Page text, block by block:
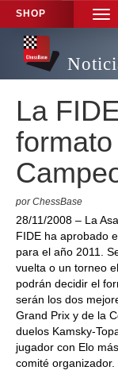
SHOP
La
por ChessBase
28/11/2008 – La
FIDE ha aprobado
para el año 2011.
vuelta o un torneo
podrán decidir el
serán los dos
Grand Prix y de la
duelos Kamsky-
jugador con Elo
comité organizador.